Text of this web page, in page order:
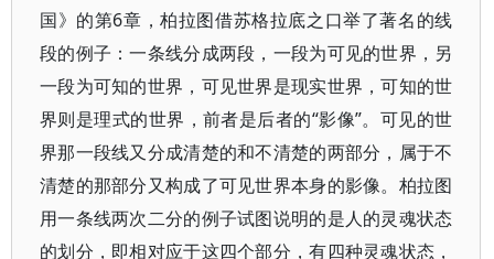
国》的第6章，柏拉图借苏格拉底之口举了著名的线
段的例子：一条线分成两段，一段为可见的世界，另
一段为可知的世界，可见世界是现实世界，可知的世
界则是理式的世界，前者是后者的“影像”。可见的世
界那一段线又分成清楚的和不清楚的两部分，属于不
清楚的那部分又构成了可见世界本身的影像。柏拉图
用一条线两次二分的例子试图说明的是人的灵魂状态
的划分，即相对应于这四个部分，有四种灵魂状态，